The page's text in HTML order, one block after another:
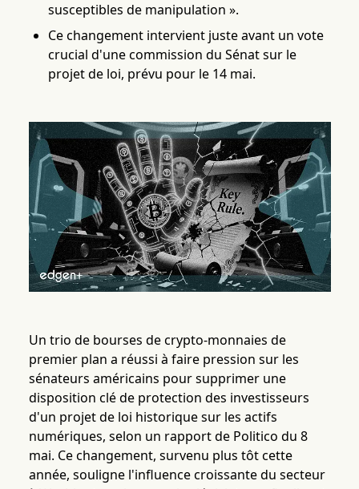
susceptibles de manipulation ».
Ce changement intervient juste avant un vote
crucial d'une commission du Sénat sur le
projet de loi, prévu pour le 14 mai.
Un trio de bourses de crypto-monnaies de
premier plan a réussi à faire pression sur les
sénateurs américains pour supprimer une
disposition clé de protection des investisseurs
d'un projet de loi historique sur les actifs
numériques, selon un rapport de Politico du 8
mai. Ce changement, survenu plus tôt cette
année, souligne l'influence croissante du secteur